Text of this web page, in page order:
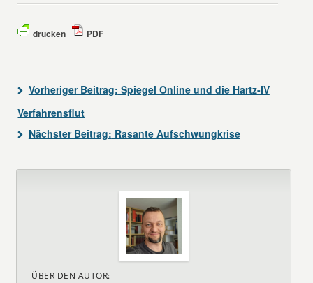
drucken PDF
Vorheriger Beitrag: Spiegel Online und die Hartz-IV
Verfahrensflut
Nächster Beitrag: Rasante Aufschwungkrise
ÜBER DEN AUTOR: